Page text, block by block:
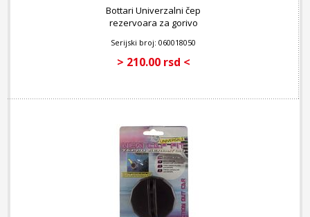
Bottari Univerzalni čep
rezervoara za gorivo
Serijski broj: 060018050
> 210.00 rsd <